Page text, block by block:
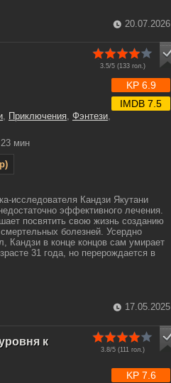
20.07.2026
3.5/5 (133гол.)
, Приключения, Фэнтези,
23 мин
KP 6.9
IMDB 7.5
исследователя Кандзи Якутани
эффективного лечения.
посвятить свою жизнь созданию
болезней. Усердно
Кандзи в конце концов сам умирает
31 года, но перерождается в
17.05.2025
к
3.8/5 (111 гол.)
KP 7.6